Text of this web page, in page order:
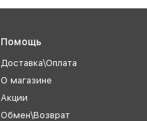
Помощь
Доставка\Оплата
О магазине
Акции
Обмен\Возврат